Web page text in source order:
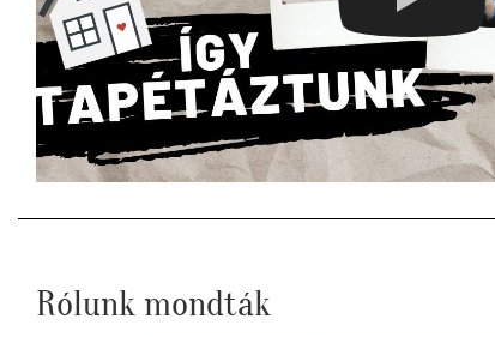
Rólunk mondták